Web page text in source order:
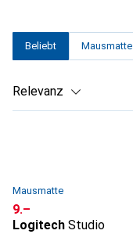
Beliebt Mausmatte
Relevanz
Mausmatte
CHF
9.–
Logitech Studio